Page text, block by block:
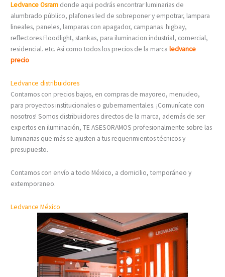
LedvanceOsram donde aqui podrás encontrar luminarias de
alumbrado público, plafones led de sobreponer y empotrar, lampara
lineales, paneles, lamparas con apagador, campanas higbay,
reflectores Floodlight, stankas, para iluminacion industrial, comercial,
residencial. etc. Asi como todos los precios de la marcaledvance
precio
Ledvance distribuidores
Contamos con precios bajos, en compras de mayoreo, menudeo,
para proyectos institucionales o gubernamentales. ¡Comunícate con
nosotros! Somos distribuidores directos de la marca, además de ser
expertos en iluminación, TE ASESORAMOS profesionalmente sobre las
luminarias que más se ajusten a tus requerimientos técnicos y
presupuesto.
Contamos con envío a todo México, a domicilio, temporáneo y
extemporaneo.
Ledvance México